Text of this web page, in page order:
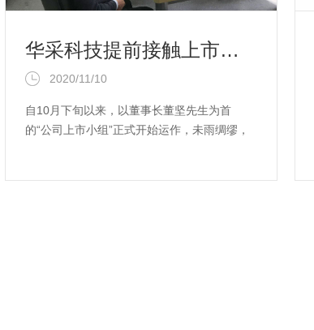
华采科技提前接触上市保荐机构，借资本之力助推企业发展
2020/11/10
自10月下旬以来，以董事长董坚先生为首
的“公司上市小组”正式开始运作，未雨绸缪，